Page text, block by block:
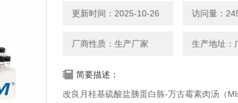
更新时间：2025-10-26 访问量：
厂商性质：生产厂家
简要描述：
改良月桂基硫酸盐胰蛋白胨-万古霉素肉汤（